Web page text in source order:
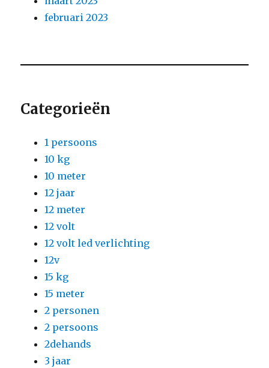
februari 2023
Categorieën
1 persoons
10 kg
10 meter
12 jaar
12 meter
12 volt
12 volt led verlichting
12v
15 kg
15 meter
2 personen
2 persoons
2dehands
3 jaar